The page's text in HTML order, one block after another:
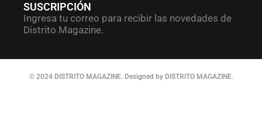
SUSCRIPCIÓN
Ingresa tu correo para recibir las novedades de
Distrito Magazine.
© 2024 DISTRITO MAGAZINE. Designed by DISTRITO MAGAZINE.